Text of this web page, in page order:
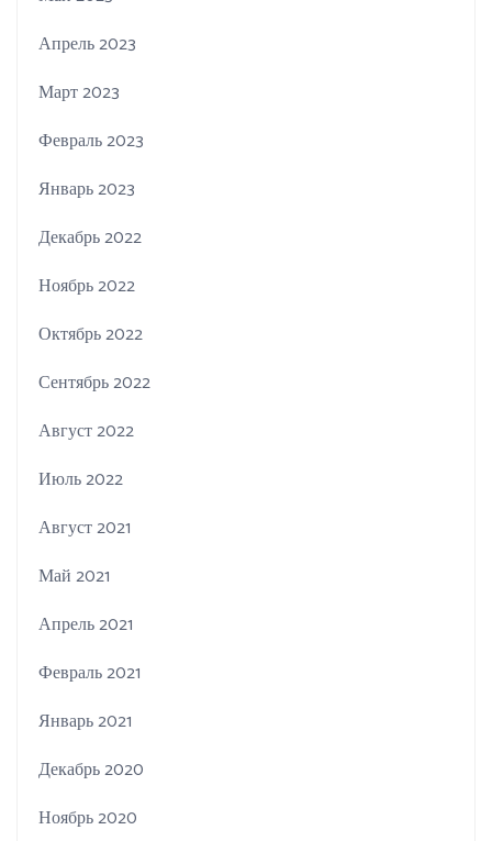
Апрель 2023
Март 2023
Февраль 2023
Январь 2023
Декабрь 2022
Ноябрь 2022
Октябрь 2022
Сентябрь 2022
Август 2022
Июль 2022
Август 2021
Май 2021
Апрель 2021
Февраль 2021
Январь 2021
Декабрь 2020
Ноябрь 2020